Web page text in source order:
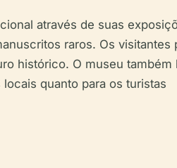
através de suas
raros. Os visitantes
histórico. O museu também
quanto para os turistas